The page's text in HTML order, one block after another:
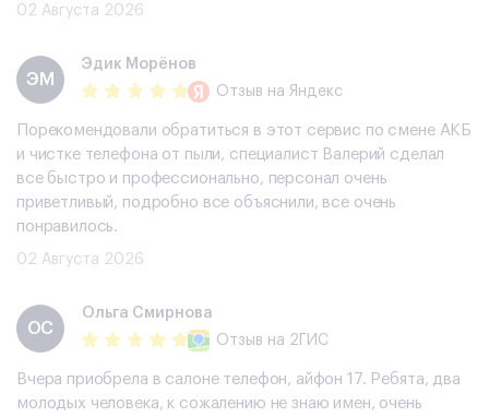
02 Августа 2026
ЭМ
Эдик Морёнов
Отзыв на Яндекс
Порекомендовали обратиться в этот сервис по смене АКБ
и чистке телефона от пыли, специалист Валерий сделал
все быстро и профессионально, персонал очень
приветливый, подробно все объяснили, все очень
понравилось.
02 Августа 2026
ОС
Ольга Смирнова
Отзыв на 2ГИС
Вчера приобрела в салоне телефон, айфон 17. Ребята, два
молодых человека, к сожалению не знаю имен, очень